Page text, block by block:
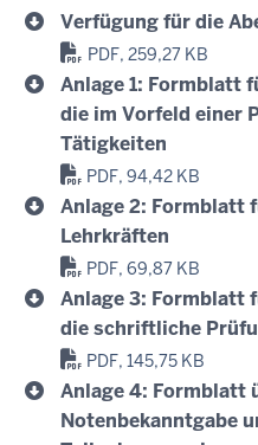
Verfügung für die
PDF, 259,27 KB
Anlage 1: Formblatt
die im Vorfeld einer
Tätigkeiten
PDF, 94,42 KB
Anlage 2: Formblatt
Lehrkräften
PDF, 69,87 KB
Anlage 3: Formblatt
die schriftliche
PDF, 145,75 KB
Anlage 4: Formblatt
Notenbekanntgabe